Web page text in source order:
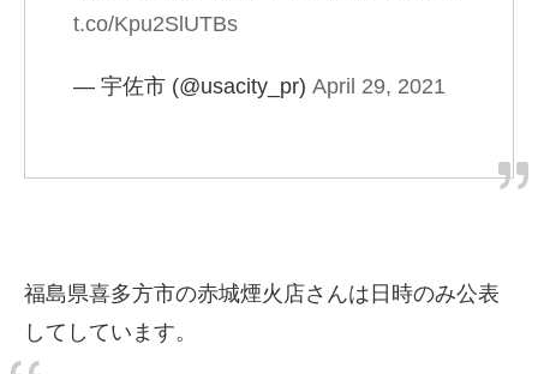
t.co/Kpu2SlUTBs
— 宇佐市 (@usacity_pr) April 29, 2021
福島県喜多方市の赤城煙火店さんは日時のみ公表
してしています。